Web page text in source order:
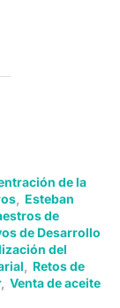
de la
Esteban
de
de Desarrollo
del
Retos de
, Venta de aceite